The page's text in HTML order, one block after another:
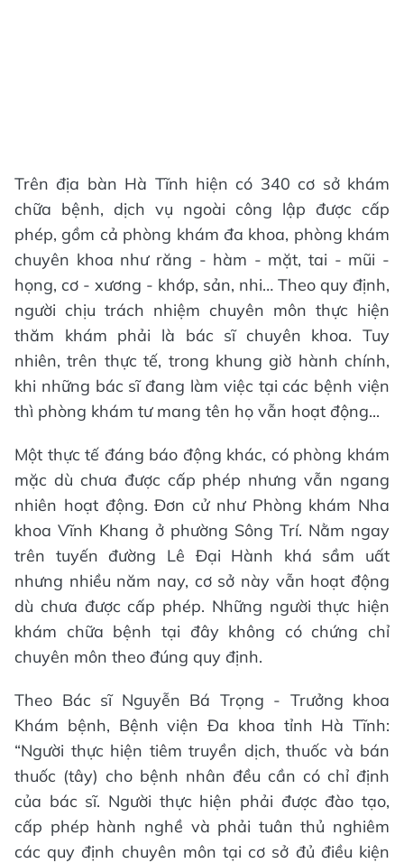
Trên địa bàn Hà Tĩnh hiện có 340 cơ sở khám
chữa bệnh, dịch vụ ngoài công lập được cấp
phép, gồm cả phòng khám đa khoa, phòng khám
chuyên khoa như răng - hàm - mặt, tai - mũi -
họng, cơ - xương - khớp, sản, nhi… Theo quy định,
người chịu trách nhiệm chuyên môn thực hiện
thăm khám phải là bác sĩ chuyên khoa. Tuy
nhiên, trên thực tế, trong khung giờ hành chính,
khi những bác sĩ đang làm việc tại các bệnh viện
thì phòng khám tư mang tên họ vẫn hoạt động...
Một thực tế đáng báo động khác, có phòng khám
mặc dù chưa được cấp phép nhưng vẫn ngang
nhiên hoạt động. Đơn cử như Phòng khám Nha
khoa Vĩnh Khang ở phường Sông Trí. Nằm ngay
trên tuyến đường Lê Đại Hành khá sầm uất
nhưng nhiều năm nay, cơ sở này vẫn hoạt động
dù chưa được cấp phép. Những người thực hiện
khám chữa bệnh tại đây không có chứng chỉ
chuyên môn theo đúng quy định.
Theo Bác sĩ Nguyễn Bá Trọng - Trưởng khoa
Khám bệnh, Bệnh viện Đa khoa tỉnh Hà Tĩnh:
“Người thực hiện tiêm truyền dịch, thuốc và bán
thuốc (tây) cho bệnh nhân đều cần có chỉ định
của bác sĩ. Người thực hiện phải được đào tạo,
cấp phép hành nghề và phải tuân thủ nghiêm
các quy định chuyên môn tại cơ sở đủ điều kiện